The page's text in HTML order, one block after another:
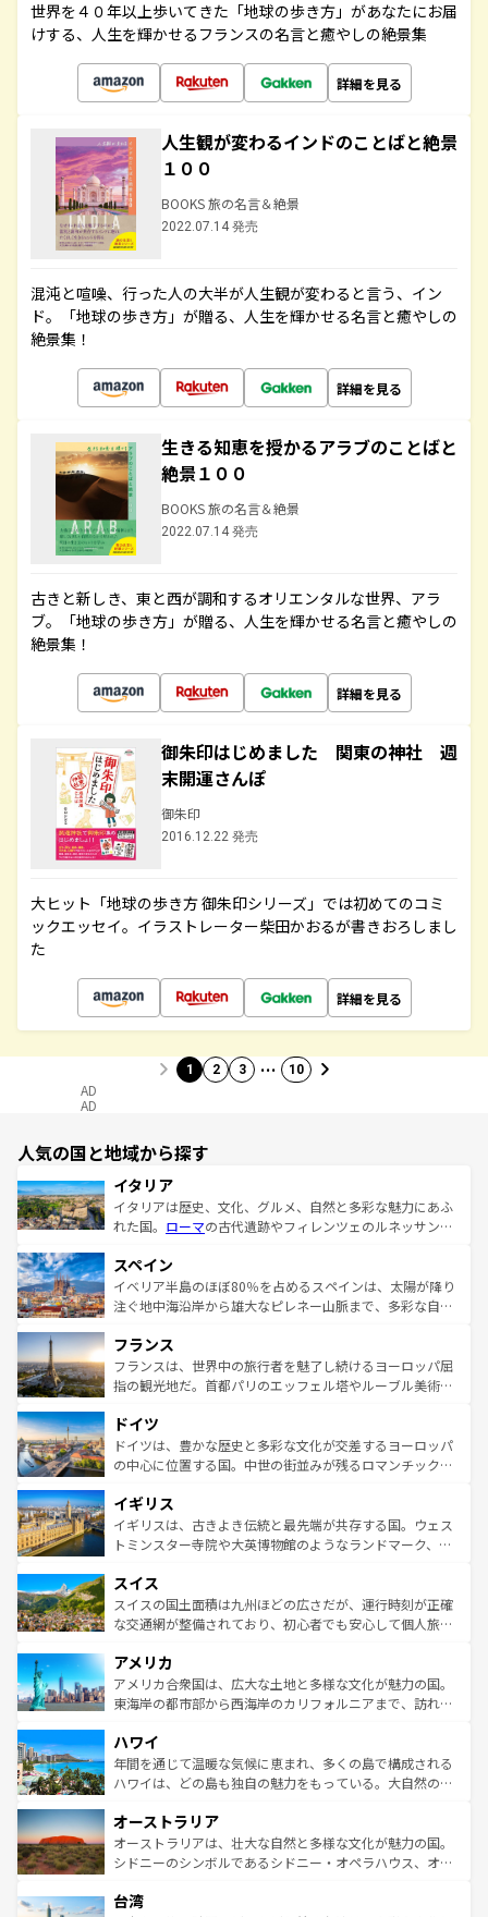
世界を４０年以上歩いてきた「地球の歩き方」があなたにお届
けする、人生を輝かせるフランスの名言と癒やしの絶景集
詳細を見る
人生観が変わるインドのことばと絶景
１００
BOOKS 旅の名言＆絶景
2022.07.14 発売
混沌と喧噪、行った人の大半が人生観が変わると言う、イン
ド。「地球の歩き方」が贈る、人生を輝かせる名言と癒やしの
絶景集！
詳細を見る
生きる知恵を授かるアラブのことばと
絶景１００
BOOKS 旅の名言＆絶景
2022.07.14 発売
古きと新しき、東と西が調和するオリエンタルな世界、アラ
ブ。「地球の歩き方」が贈る、人生を輝かせる名言と癒やしの
絶景集！
詳細を見る
御朱印はじめました 関東の神社 週
末開運さんぽ
御朱印
2016.12.22 発売
大ヒット「地球の歩き方 御朱印シリーズ」では初めてのコミ
ックエッセイ。イラストレーター柴田かおるが書きおろしまし
た
詳細を見る
1 2 3 … 10
AD
AD
人気の国と地域から探す
イタリア
イタリアは歴史、文化、グルメ、自然と多彩な魅力にあふ
れた国。 ローマの古代遺跡やフィレンツェのルネッサンス
ろん、トスカーナの美しい田園風景やアマルフィ海岸の絶
景など、自然景観も見逃せない。観光の合間には、本場の
ピザやパスタなど、絶品のイタリア料理を堪能することも
ませてくれるイタリアで、忘れられない旅をしてみよう！
なお、新着のイタリア情報はコンテンツ一覧 を参照してほ
しい。
スペイン
イベリア半島のほぼ80％を占めるスペインは、太陽が降り
注ぐ地中海沿岸から雄大なピレネー山脈まで、多彩な自然
文化が根付くこの国では、情熱的なフラメンコ、熱気あふ
れる闘牛、そして美味しいタパスが生活の一部となってい
る。首都マドリードの洗練された雰囲気や、バルセロナの
の城塞都市、穏やかなビーチリゾートまで多彩な表情を見
せる。地方によって風土や気候が異なるスペインはその個
性で訪れる人を魅了する。 なお、新着のスペイン情報はコ
フランス
フランスは、世界中の旅行者を魅了し続けるヨーロッパ屈
指の観光地だ。首都パリのエッフェル塔やルーブル美術館
で、幅広い魅力が詰まっている。華麗な宮殿、歴史的な大
聖堂、美しいビーチ、そして豊かな自然が、訪れる者を心
から魅了する。また、フランスは美食の国としても知ら
いる。シャンパンの発祥地であるランス、プロヴァンスの
香り高いラベンダー畑など、多彩な楽しみ方が可能だ。さ
らに、パリ以外の地域にも魅力が溢れており、どの街角に
れる地方に足を運ぶとそれぞれで全く異なる文化を体験で
きるだろう。 なお、新着のフランス情報はコンテンツ一覧
を参照してほしい。
ドイツ
ドイツは、豊かな歴史と多彩な文化が交差するヨーロッパ
の中心に位置する国。中世の街並みが残るロマンチック街
顔を持つこの国は、どこを歩いても飽きることがない。ベ
ルリンの文化的活気、バイエルン州のアルプスの絶景、そ
してライン川沿いのワイン畑といった風景は必見。ビール
は、お酒好きな人にはぜひ体験してほしい。 なお、新着の
ドイツ情報はコンテンツ一覧を参照してほしい。
イギリス
イギリスは、古きよき伝統と最先端が共存する国。ウェス
トミンスター寺院や大英博物館のようなランドマーク、歴
リアごとに異なる魅力がある。また、優雅なアフタヌーン
ティー、ビール好きにはたまらない英国パブ、サッカー観
戦など、本場だからこそできる体験も豊富。イギリスを旅
ンツ一覧を参照してほしい。
スイス
スイスの国土面積は九州ほどの広さだが、運行時刻が正確
な交通網が整備されており、初心者でも安心して個人旅行
の建物がそのまま残る町や、スイスならではのユニークな
博物館もあり、アルプス観光だけでなく町歩きも満喫する
ことができる。国民の所得が高いため物価も高いが、旅行
ば市内交通費無料で観光を楽しむこともできる。 なお、新
着のスイス情報はコンテンツ一覧 を参照してほしい。
アメリカ
アメリカ合衆国は、広大な土地と多様な文化が魅力の国。
東海岸の都市部から西海岸のカリフォルニアまで、訪れる
のような巨大都市は、観光、ショッピング、エンターテイ
ンメントが詰まった刺激的なスポットだ。一方、アメリカ
西部には大自然が広がり、グランドキャニオンやイエロー
部のニューオーリンズでは、音楽と美食が融合した独特の
文化が魅力。旅行者はアメリカの各地域で異なる魅力を楽
しみながら、その多様性と豊かな歴史を感じることができ
ならではの贅沢な旅のスタイルだ。 なお、新着のアメリカ
ハワイ
年間を通じて温暖な気候に恵まれ、多くの島で構成される
ハワイは、どの島も独自の魅力をもっている。大自然の神
ワイ島は見逃せない。また、定番の観光地といえばオアフ
島だが、静かな自然を求めるならマウイ島やカウアイ島が
おすすめ。エメラルドグリーンに輝く海をはじめ、豊かな
れるおもてなしの心で訪れる人々を迎えてくれるハワイの
オーストラリア
オーストラリアは、壮大な自然と多様な文化が魅力の国。
シドニーのシンボルであるシドニー・オペラハウス、オー
リアリーフや大陸中央部にそびえるウルル（エアーズロッ
台湾